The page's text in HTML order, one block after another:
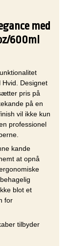
med
600ml
Hvid. Designet
pris på
på en
vil ikke kun
professionel
kande
at opnå
blot et
for
tilbyder